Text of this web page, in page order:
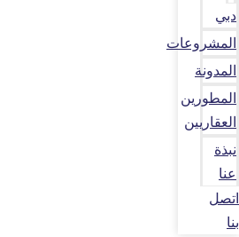
دبي
المشروعات
المدونة
المطورين
العقاريين
نبذة
عنا
اتصل
بنا